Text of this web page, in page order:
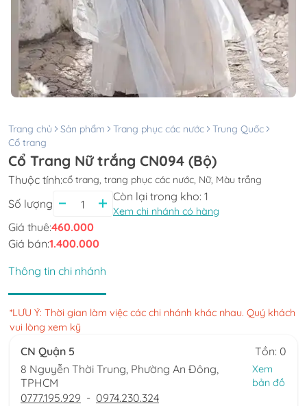
Trang chủ Sản phẩm Trang phục các nước
Trung Quốc
Cổ trang
Cổ Trang Nữ trắng CN094 (Bộ)
Thuộc tính:cổ trang, trang phục các nước, Nữ, Màu trắng
Số lượng
Còn lại trong kho: 1
Xem chi nhánh có hàng
Giá thuê:460.000
Giá bán:1.400.000
Thông tin chi nhánh
*LƯU Ý: Thời gian làm việc các chi nhánh khác nhau. Quý khách
vui lòng xem kỹ
CN Quận 5
Tồn: 0
8 Nguyễn Thời Trung, Phường An Đông,
TPHCM
Xem
bản đồ
0777.195.929 - 0974.230.324